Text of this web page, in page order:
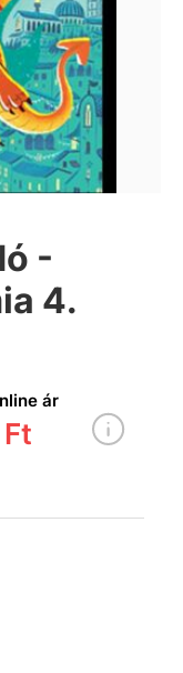
-
4.
ár